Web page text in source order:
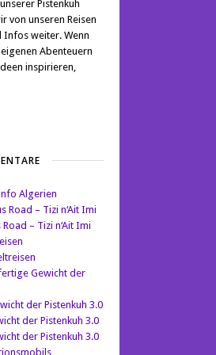
Pistenkuh
von unseren Reisen
Infos weiter. Wenn
Abenteuern
inspirieren,
Algerien
Road – Tizi n‘Ait Imi
– Tizi n‘Ait Imi
Gewicht der
der Pistenkuh 3.0
der Pistenkuh 3.0
der Pistenkuh 3.0